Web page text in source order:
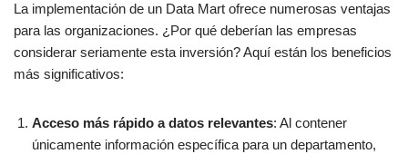
La implementación de un Data Mart ofrece numerosas ventajas
para las organizaciones. ¿Por qué deberían las empresas
considerar seriamente esta inversión? Aquí están los beneficios
más significativos:
Acceso más rápido a datos relevantes: Al contener
únicamente información específica para un departamento,